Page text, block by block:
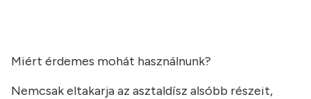
Miért érdemes mohát használnunk?
Nemcsak eltakarja az asztaldísz alsóbb részeit,